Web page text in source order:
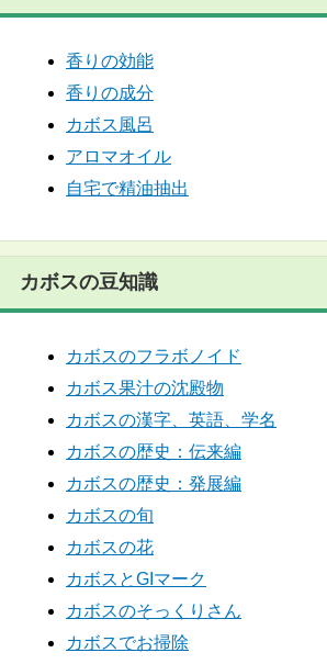
香りの効能
香りの成分
カボス風呂
アロマオイル
自宅で精油抽出
カボスの豆知識
カボスのフラボノイド
カボス果汁の沈殿物
カボスの漢字、英語、学名
カボスの歴史：伝来編
カボスの歴史：発展編
カボスの旬
カボスの花
カボスとGIマーク
カボスのそっくりさん
カボスでお掃除